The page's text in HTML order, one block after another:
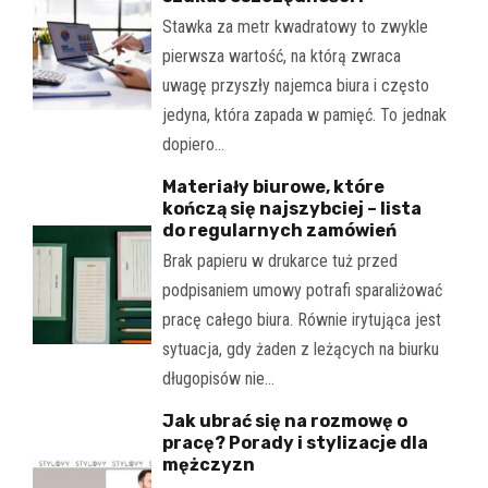
Stawka za metr kwadratowy to zwykle
pierwsza wartość, na którą zwraca
uwagę przyszły najemca biura i często
jedyna, która zapada w pamięć. To jednak
dopiero…
Materiały biurowe, które
kończą się najszybciej – lista
do regularnych zamówień
Brak papieru w drukarce tuż przed
podpisaniem umowy potrafi sparaliżować
pracę całego biura. Równie irytująca jest
sytuacja, gdy żaden z leżących na biurku
długopisów nie…
Jak ubrać się na rozmowę o
pracę? Porady i stylizacje dla
mężczyzn